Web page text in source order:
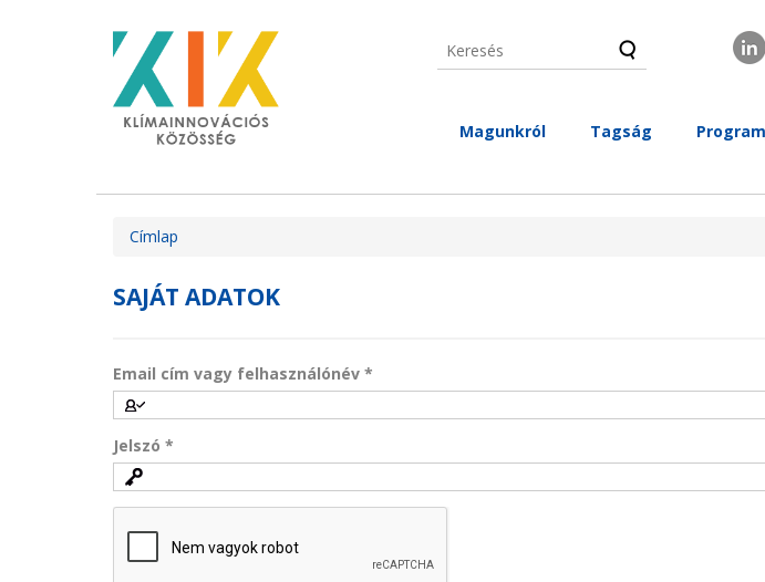
Ugrás a tartalomra Keresés űrlap
Keresés
Magunkról Tagság
Jelenlegi hely
Címlap
SAJÁT ADATOK
Email cím vagy felhasználónév *
Jelszó *